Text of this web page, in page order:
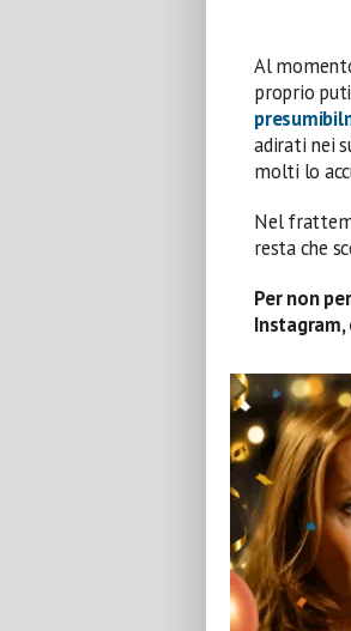
Al
proprio
adirati nei
molti lo
Nel
resta che
Per non
Instagram,